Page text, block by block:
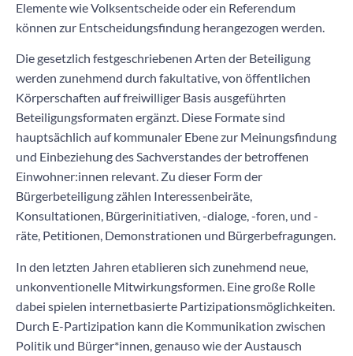
Elemente wie Volksentscheide oder ein Referendum
können zur Entscheidungsfindung herangezogen werden.
Die gesetzlich festgeschriebenen Arten der Beteiligung
werden zunehmend durch fakultative, von öffentlichen
Körperschaften auf freiwilliger Basis ausgeführten
Beteiligungsformaten ergänzt. Diese Formate sind
hauptsächlich auf kommunaler Ebene zur Meinungsfindung
und Einbeziehung des Sachverstandes der betroffenen
Einwohner:innen relevant. Zu dieser Form der
Bürgerbeteiligung zählen Interessenbeiräte,
Konsultationen, Bürgerinitiativen, -dialoge, -foren, und -
räte, Petitionen, Demonstrationen und Bürgerbefragungen.
In den letzten Jahren etablieren sich zunehmend neue,
unkonventionelle Mitwirkungsformen. Eine große Rolle
dabei spielen internetbasierte Partizipationsmöglichkeiten.
Durch E-Partizipation kann die Kommunikation zwischen
Politik und Bürger*innen, genauso wie der Austausch